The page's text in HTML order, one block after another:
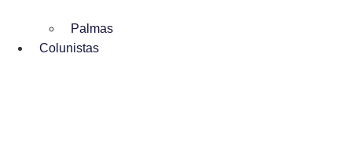
Palmas
Colunistas